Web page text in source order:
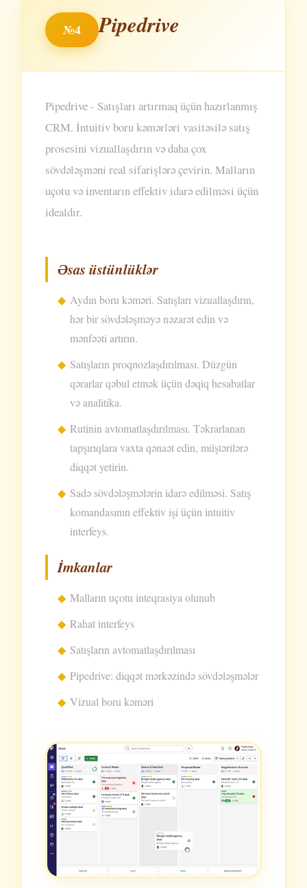
№4 Pipedrive
Pipedrive - Satışları artırmaq üçün hazırlanmış
CRM. İntuitiv boru kəmərləri vasitəsilə satış
prosesini vizuallaşdırın və daha çox
sövdələşməni real sifarişlərə çevirin. Malların
uçotu və inventarın effektiv idarə edilməsi üçün
idealdır.
Əsas üstünlüklər
Aydın boru kəməri. Satışları vizuallaşdırın,
hər bir sövdələşməyə nəzarət edin və
mənfəəti artırın.
Satışların proqnozlaşdırılması. Düzgün
qərarlar qəbul etmək üçün dəqiq hesabatlar
və analitika.
Rutinin avtomatlaşdırılması. Təkrarlanan
tapşırıqlara vaxta qənaət edin, müştərilərə
diqqət yetirin.
Sadə sövdələşmələrin idarə edilməsi. Satış
komandasının effektiv işi üçün intuitiv
interfeys.
İmkanlar
Malların uçotu inteqrasiya olunub
Rahat interfeys
Satışların avtomatlaşdırılması
Pipedrive: diqqət mərkəzində sövdələşmələr
Vizual boru kəməri